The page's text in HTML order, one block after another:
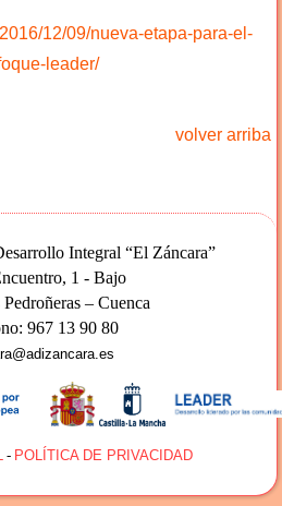
12/09/nueva-etapa-para-el-
leader/
volver arriba
Integral “El Záncara”
1 - Bajo
– Cuenca
967 13 90 80
- POLÍTICA DE PRIVACIDAD